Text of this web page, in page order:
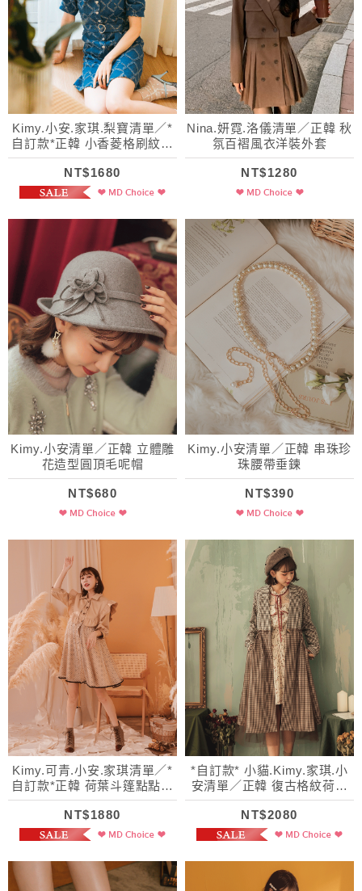
Kimy.小安.家琪.梨寶清單／*
自訂款*正韓 小香菱格刷紋牛
仔洋裝
NT$1680
Nina.妍霓.洛儀清單／正韓 秋
氛百褶風衣洋裝外套
NT$1280
Kimy.小安清單／正韓 立體雕
花造型圓頂毛呢帽
NT$680
Kimy.小安清單／正韓 串珠珍
珠腰帶垂鍊
NT$390
Kimy.可青.小安.家琪清單／*
自訂款*正韓 荷葉斗篷點點植
絨風衣
NT$1880
*自訂款* 小貓.Kimy.家琪.小
安清單／正韓 復古格紋荷葉
層次拼紗外套
NT$2080